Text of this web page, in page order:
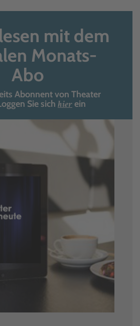
mit dem
Monats-
Abo
Abonnent von Theater
Sie sich hierein